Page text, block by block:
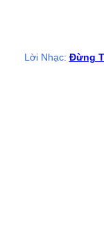
Lời Nhạc: Đừng